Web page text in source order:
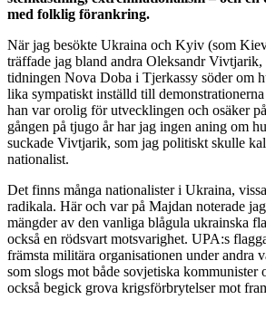
med folklig förankring.
När jag besökte Ukraina och Kyiv (som
träffade jag bland andra Oleksandr
tidningen Nova Doba i Tjerkassy söder om
lika sympatiskt inställd till
han var orolig för utvecklingen och osäker
gången på tjugo år har jag ingen aning om
suckade Vivtjarik, som jag politiskt skulle
nationalist.
Det finns många nationalister i Ukraina,
radikala. Här och var på Majdan noterade
mängder av den vanliga blågula ukrainska
också en rödsvart motsvarighet. UPA:s
främsta militära organisationen under andra
som slogs mot både sovjetiska kommunister
också begick grova krigsförbrytelser mot